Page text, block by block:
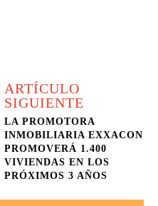
ARTÍCULO
SIGUIENTE
LA PROMOTORA
INMOBILIARIA EXXACON
PROMOVERÁ 1.400
VIVIENDAS EN LOS
PRÓXIMOS 3 AÑOS